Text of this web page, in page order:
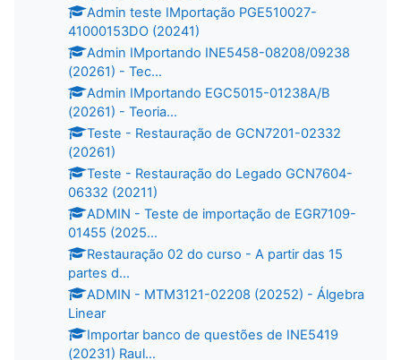
Admin teste IMportação PGE510027-
41000153DO (20241)
Admin IMportando INE5458-08208/09238
(20261) - Tec...
Admin IMportando EGC5015-01238A/B
(20261) - Teoria...
Teste - Restauração de GCN7201-02332
(20261)
Teste - Restauração do Legado GCN7604-
06332 (20211)
ADMIN - Teste de importação de EGR7109-
01455 (2025...
Restauração 02 do curso - A partir das 15
partes d...
ADMIN - MTM3121-02208 (20252) - Álgebra
Linear
Importar banco de questões de INE5419
(20231) Raul...